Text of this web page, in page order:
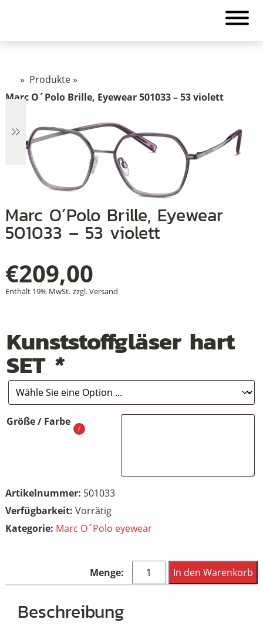
» Produkte»
Marc O´Polo Brille, Eyewear 501033 – 53 violett
Marc O´Polo Brille, Eyewear
501033 – 53 violett
€209,00
Enthält 19% MwSt. zzgl.Versand
Kunststoffgläser hart
SET *
Größe / Farbe
Artikelnummer: 501033
Vorrätig
Kategorie: Marc O´Polo eyewear
Marc
O
In den Warenkorb
Beschreibung
2.890
+
+